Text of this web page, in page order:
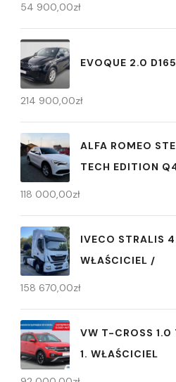
54 900,00zł
EVOQUE 2.0
214 900,00zł
ALFA ROMEO
TECH EDITION
118 000,00zł
IVECO STRALIS
WŁAŚCICIEL /
158 670,00zł
VW T-CROSS 1.0
1. WŁAŚCICIEL